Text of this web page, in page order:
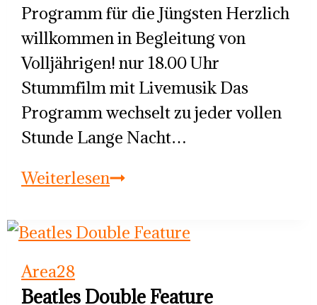
Programm für die Jüngsten Herzlich
willkommen in Begleitung von
Volljährigen! nur 18.00 Uhr
Stummfilm mit Livemusik Das
Programm wechselt zu jeder vollen
Stunde Lange Nacht…
WeiterlesenPocket
for
Area28
Beatles Double Feature